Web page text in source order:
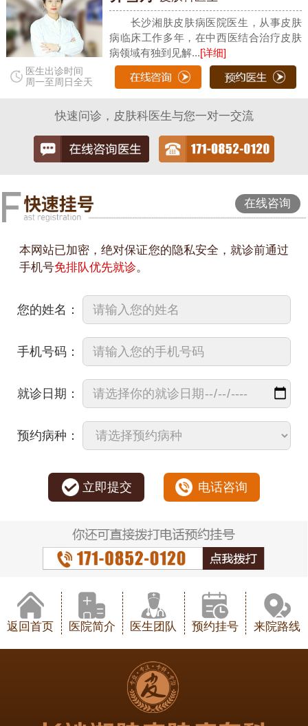
医生出诊时间
周一至周日全天
长沙湘肤皮肤病医院医生，从事皮肤
病临床工作多年，在中西医结合治疗皮肤
病领域有独到见解...[详细]
快速问诊，皮肤科医生与您一对一交流
在线咨询
本网站已加密，绝对保证您的隐私安全，就诊前通过
手机号免排队优先就诊。
您的姓名：
手机号码：
就诊日期：
预约病种：
立即提交 电话咨询
返回首页 医院简介 医生团队 预约挂号 来院路线